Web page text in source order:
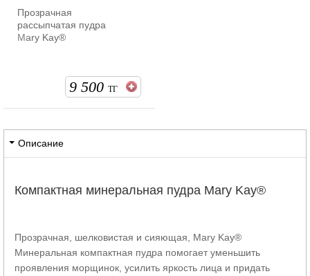
Прозрачная
рассыпчатая пудра
Mary Kay®
9 500 ТГ
Описание
Компактная минеральная пудра Mary Kay®
Прозрачная, шелковистая и сияющая, Mary Kay®
Минеральная компактная пудра помогает уменьшить
проявления морщинок, усилить яркость лица и придать